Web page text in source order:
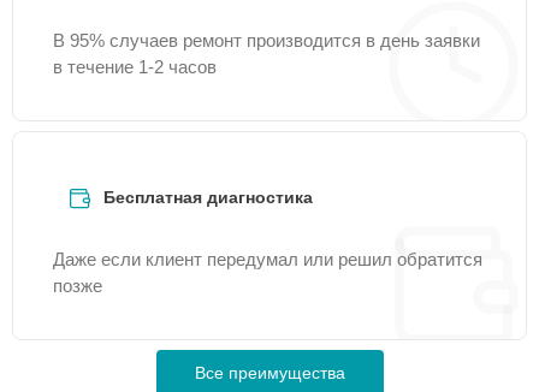
В 95% случаев ремонт производится в день заявки
в течение 1-2 часов
Бесплатная диагностика
Даже если клиент передумал или решил обратится
позже
Все преимущества